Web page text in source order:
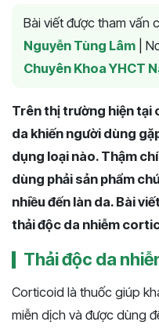
Bài viết được tham vấn
Nguyễn Tùng Lâm
Chuyên Khoa YHCT
Trên thị trường hiện tại
da khiến người dùng
dụng loại nào. Thậm
dùng phải sản phẩm
nhiều đến làn da. Bài
thải độc da nhiễm
Thải độc da
Corticoid là thuốc giúp
miễn dịch và được dùng